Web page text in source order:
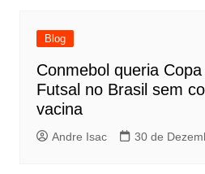
Blog
Conmebol queria
Futsal no Brasil sem
vacina
Andre Isac 30 de